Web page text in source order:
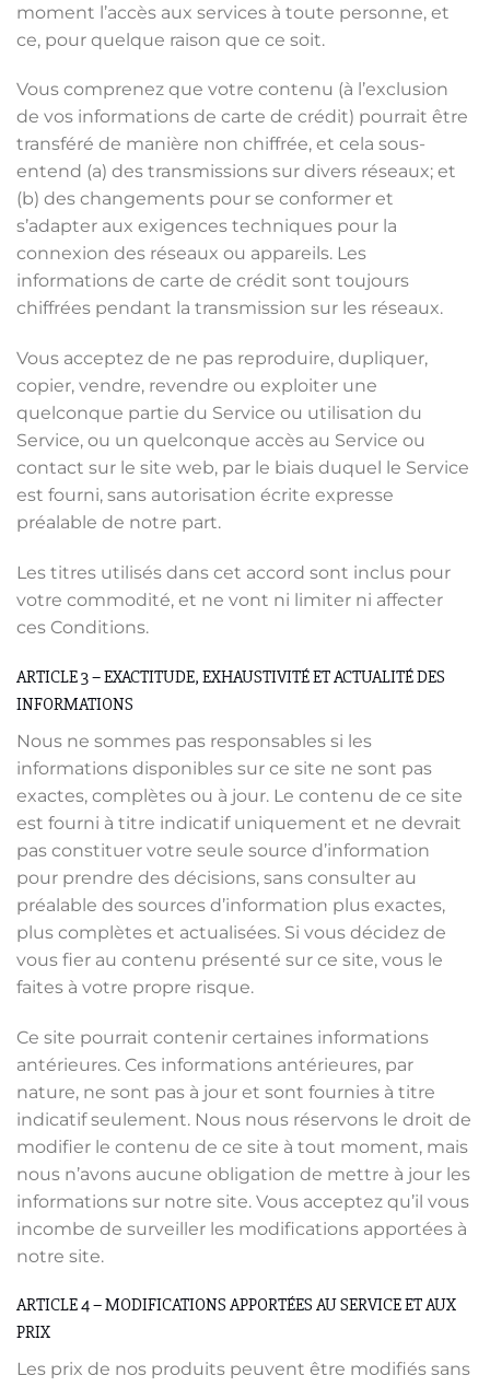
moment l’accès aux services à toute personne, et
ce, pour quelque raison que ce soit.
Vous comprenez que votre contenu (à l’exclusion
de vos informations de carte de crédit) pourrait être
transféré de manière non chiffrée, et cela sous-
entend (a) des transmissions sur divers réseaux; et
(b) des changements pour se conformer et
s’adapter aux exigences techniques pour la
connexion des réseaux ou appareils. Les
informations de carte de crédit sont toujours
chiffrées pendant la transmission sur les réseaux.
Vous acceptez de ne pas reproduire, dupliquer,
copier, vendre, revendre ou exploiter une
quelconque partie du Service ou utilisation du
Service, ou un quelconque accès au Service ou
contact sur le site web, par le biais duquel le Service
est fourni, sans autorisation écrite expresse
préalable de notre part.
Les titres utilisés dans cet accord sont inclus pour
votre commodité, et ne vont ni limiter ni affecter
ces Conditions.
ARTICLE 3 – EXACTITUDE, EXHAUSTIVITÉ ET ACTUALITÉ DES
INFORMATIONS
Nous ne sommes pas responsables si les
informations disponibles sur ce site ne sont pas
exactes, complètes ou à jour. Le contenu de ce site
est fourni à titre indicatif uniquement et ne devrait
pas constituer votre seule source d’information
pour prendre des décisions, sans consulter au
préalable des sources d’information plus exactes,
plus complètes et actualisées. Si vous décidez de
vous fier au contenu présenté sur ce site, vous le
faites à votre propre risque.
Ce site pourrait contenir certaines informations
antérieures. Ces informations antérieures, par
nature, ne sont pas à jour et sont fournies à titre
indicatif seulement. Nous nous réservons le droit de
modifier le contenu de ce site à tout moment, mais
nous n’avons aucune obligation de mettre à jour les
informations sur notre site. Vous acceptez qu’il vous
incombe de surveiller les modifications apportées à
notre site.
ARTICLE 4 – MODIFICATIONS APPORTÉES AU SERVICE ET AUX
PRIX
Les prix de nos produits peuvent être modifiés sans